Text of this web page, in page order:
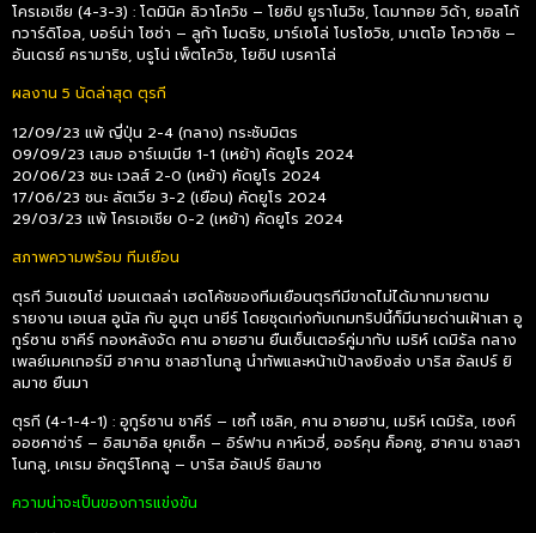
โครเอเชีย (4-3-3) : โดมินิค ลิวาโควิช – โยซิป ยูราโนวิช, โดมากอย วิด้า, ยอสโก้
กวาร์ดิโอล, บอร์น่า โซซ่า – ลูก้า โมดริช, มาร์เซโล่ โบรโซวิช, มาเตโอ โควาซิช –
อันเดรย์ ครามาริช, บรูโน่ เพ็ตโควิช, โยซิป เบรคาโล่
ผลงาน 5 นัดล่าสุด ตุรกี
12/09/23 แพ้ ญี่ปุ่น 2-4 (กลาง) กระชับมิตร
09/09/23 เสมอ อาร์เมเนีย 1-1 (เหย้า) คัดยูโร 2024
20/06/23 ชนะ เวลส์ 2-0 (เหย้า) คัดยูโร 2024
17/06/23 ชนะ ลัตเวีย 3-2 (เยือน) คัดยูโร 2024
29/03/23 แพ้ โครเอเชีย 0-2 (เหย้า) คัดยูโร 2024
สภาพความพร้อม ทีมเยือน
ตุรกี วินเซนโซ่ มอนเตลล่า เฮดโค้ชของทีมเยือนตุรกีมีขาดไม่ได้มากมายตาม
รายงาน เอเนส อูนัล กับ อูมุต นายีร์ โดยชุดเก่งกับเกมทริปนี้ก็มีนายด่านเฝ้าเสา อู
กูร์ซาน ชาคีร์ กองหลังจัด คาน อายฮาน ยืนเซ็นเตอร์คู่มากับ เมริห์ เดมิรัล กลาง
เพลย์เมคเกอร์มี ฮาคาน ชาลฮาโนกลู นำทัพและหน้าเป้าลงยิงส่ง บาริส อัลเปร์ ยิ
ลมาซ ยืนมา
ตุรกี (4-1-4-1) : อูกูร์ซาน ชาคีร์ – เซกี้ เชลิค, คาน อายฮาน, เมริห์ เดมิรัล, เซงค์
ออซคาซ่าร์ – อิสมาอิล ยุคเซ็ค – อิร์ฟาน คาห์เวซี่, ออร์คุน ค็อคชู, ฮาคาน ชาลฮา
โนกลู, เคเรม อัคตูร์โคกลู – บาริส อัลเปร์ ยิลมาซ
ความน่าจะเป็นของการแข่งขัน